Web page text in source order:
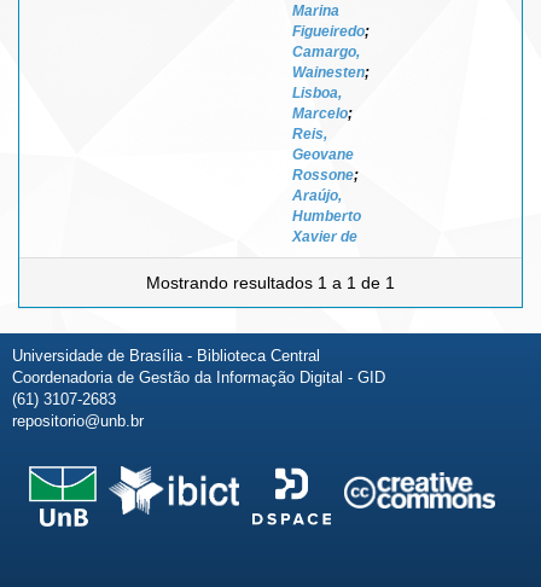
Marina
Figueiredo;
Camargo,
Wainesten;
Lisboa,
Marcelo;
Reis,
Geovane
Rossone;
Araújo,
Humberto
Xavier de
Mostrando resultados 1 a 1 de 1
Universidade de Brasília - Biblioteca Central
Coordenadoria de Gestão da Informação Digital - GID
(61) 3107-2683
repositorio@unb.br